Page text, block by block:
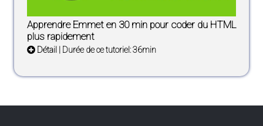
Apprendre Emmet en 30 min pour coder du HTML
plus rapidement
Détail| Durée de ce tutoriel: 36min